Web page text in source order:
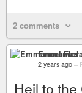
2 comments
Emmanuel
2 years ago –
Heil to